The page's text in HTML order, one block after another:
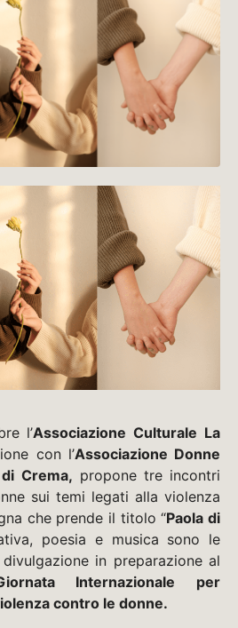
l’Associazione Culturale La
con l’Associazione Donne
Crema, propone tre incontri
sui temi legati alla violenza
che prende il titolo “Paola di
poesia e musica sono le
in preparazione al
Internazionale per
contro le donne.